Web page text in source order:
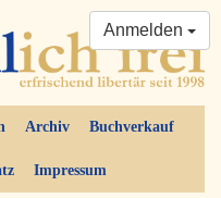
Archiv Buchverkauf
Impressum
Anmelden